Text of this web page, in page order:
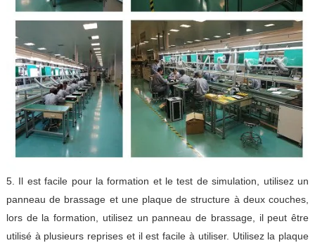
5. Il est facile pour la formation et le test de simulation, utilisez un
panneau de brassage et une plaque de structure à deux couches,
lors de la formation, utilisez un panneau de brassage, il peut être
utilisé à plusieurs reprises et il est facile à utiliser. Utilisez la plaque